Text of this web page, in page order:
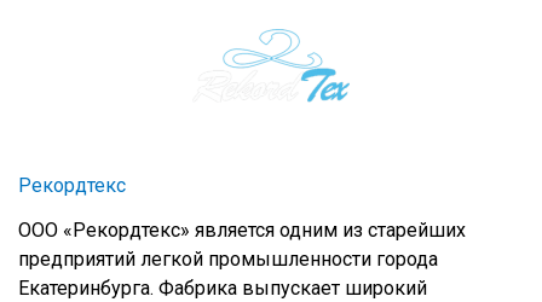
Рекордтекс
ООО «Рекордтекс» является одним из старейших
предприятий легкой промышленности города
Екатеринбурга. Фабрика выпускает широкий